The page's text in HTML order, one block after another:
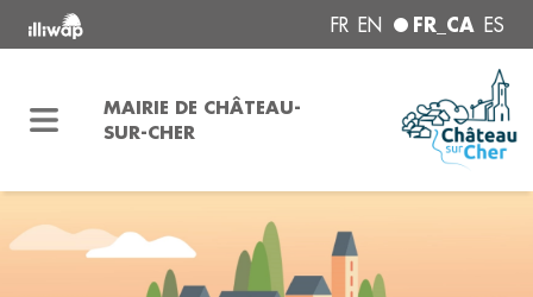
FR EN FR_CA ES
MAIRIE DE CHÂTEAU-
SUR-CHER